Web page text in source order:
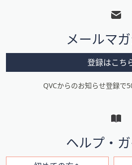
メ
ニ
ン
メールマ
登録はこち
QVCからのお知らせ登録で
ヘルプ・